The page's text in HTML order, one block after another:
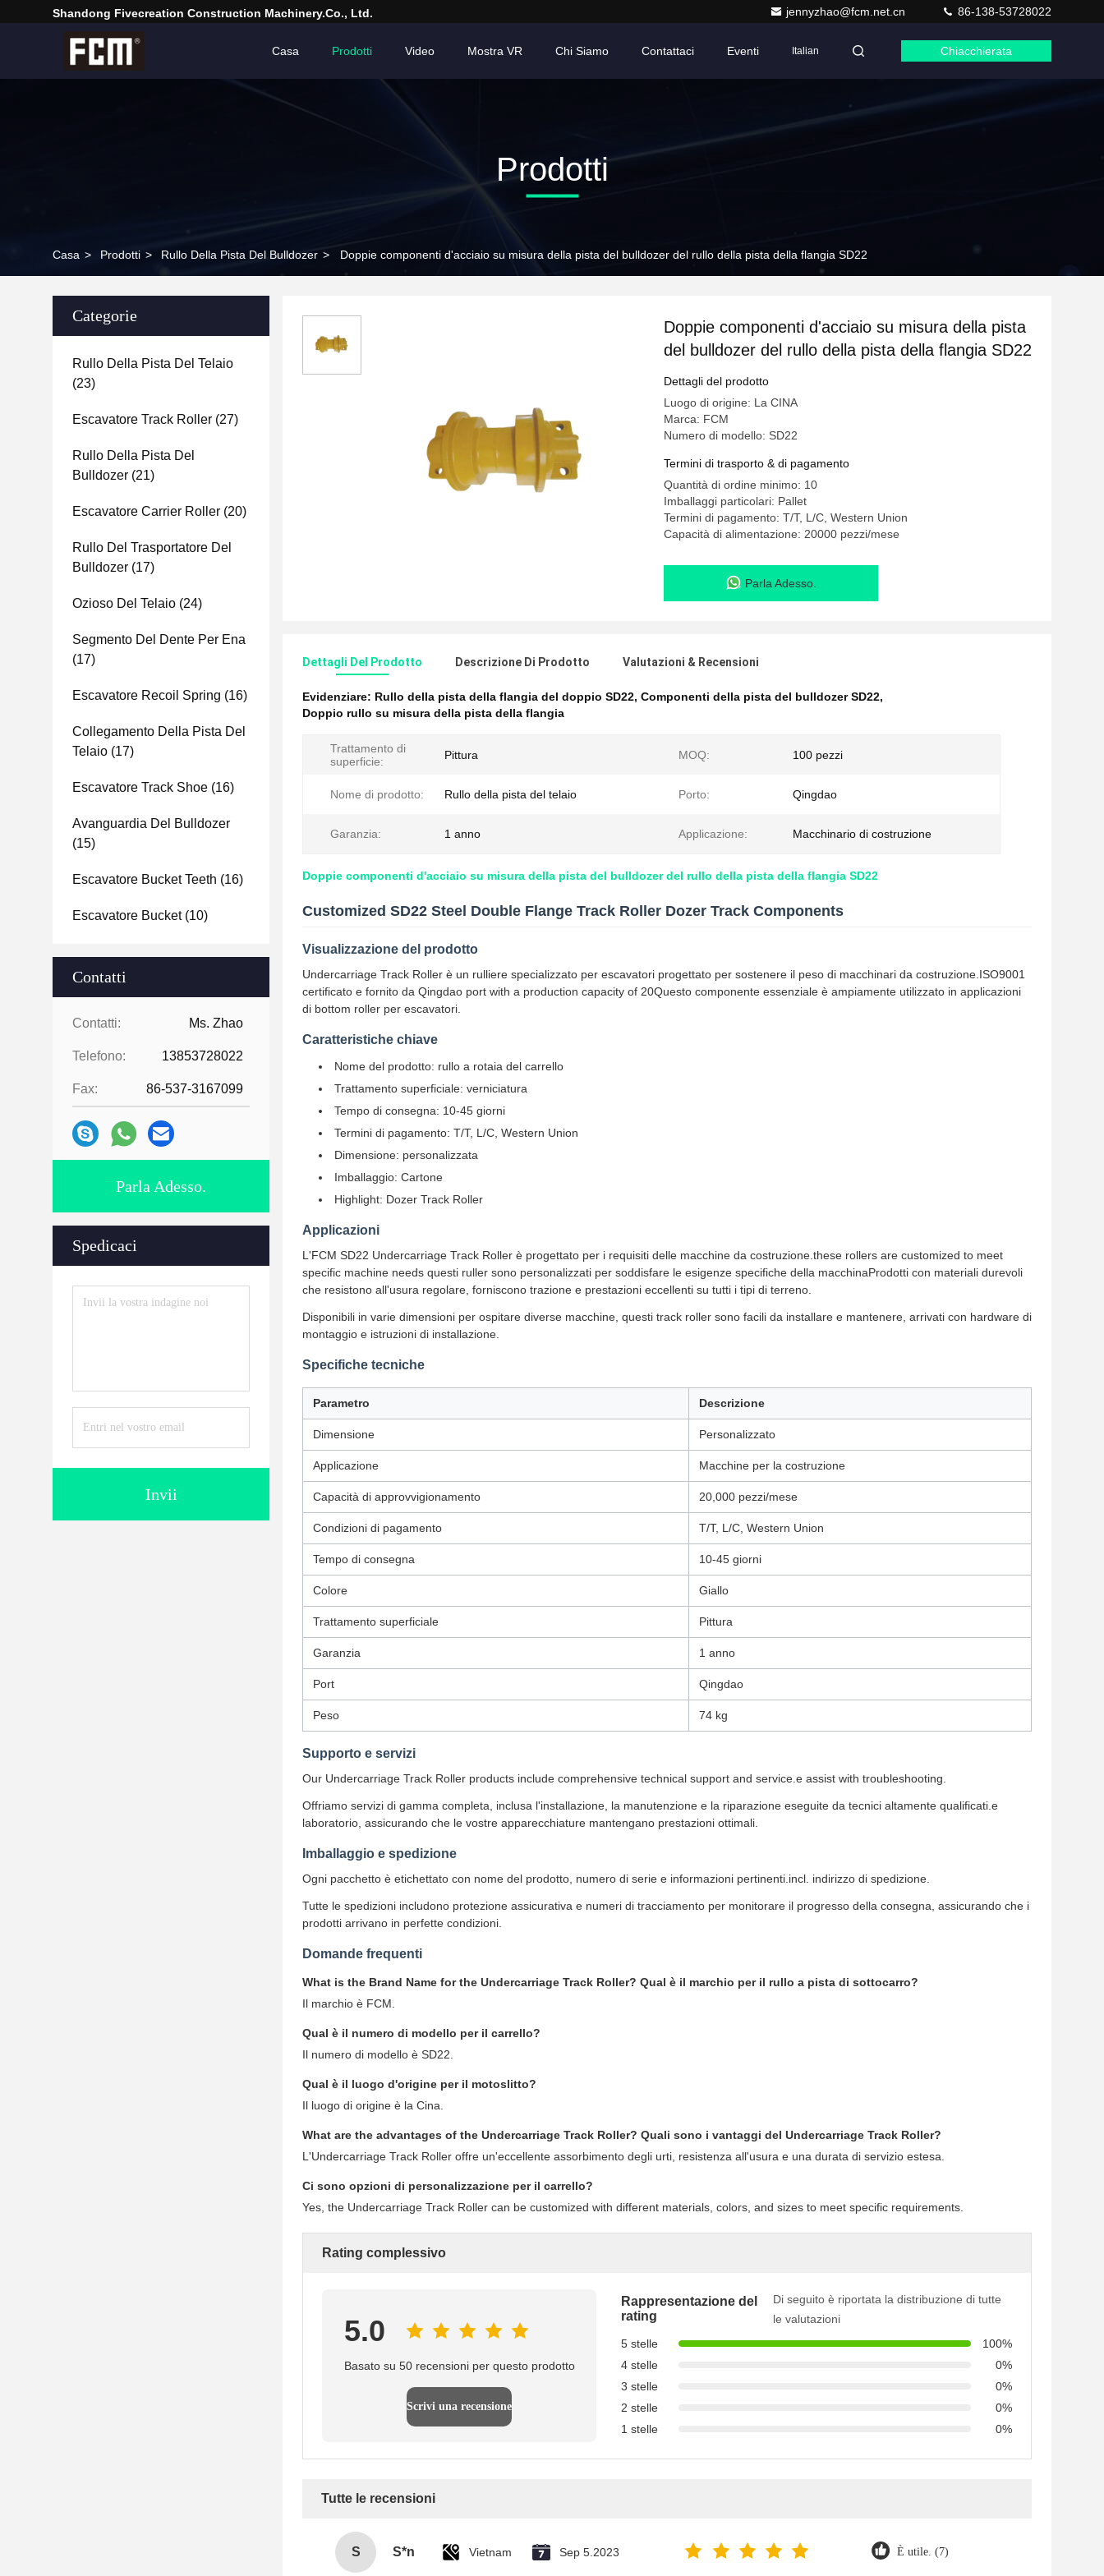
Shandong Fivecreation Construction Machinery.Co., Ltd. jennyzhao@fcm.net.cn 86-138-53728022
Casa Prodotti Video Mostra VR Chi Siamo Contattaci Eventi Italian Chiacchierata
Prodotti
Casa > Prodotti > Rullo Della Pista Del Bulldozer > Doppie componenti d'acciaio su misura della pista del bulldozer del rullo della pista della flangia SD22
Categorie
Rullo Della Pista Del Telaio
(23)
Escavatore Track Roller (27)
Rullo Della Pista Del
Bulldozer (21)
Escavatore Carrier Roller (20)
Rullo Del Trasportatore Del
Bulldozer (17)
Ozioso Del Telaio (24)
Segmento Del Dente Per Ena
(17)
Escavatore Recoil Spring (16)
Collegamento Della Pista Del
Telaio (17)
Escavatore Track Shoe (16)
Avanguardia Del Bulldozer
(15)
Escavatore Bucket Teeth (16)
Escavatore Bucket(10)
Contatti
Contatti: Ms. Zhao
Telefono: 13853728022
Fax: 86-537-3167099
Parla Adesso.
Spedicaci
Invii
Doppie componenti d'acciaio su misura della pista
del bulldozer del rullo della pista della flangia SD22
Dettagli del prodotto
Luogo di origine: La CINA
Marca: FCM
Numero di modello: SD22
Termini di trasporto & di pagamento
Quantità di ordine minimo: 10
Imballaggi particolari: Pallet
Termini di pagamento: T/T, L/C, Western Union
Capacità di alimentazione: 20000 pezzi/mese
Parla Adesso.
Dettagli Del Prodotto Descrizione Di Prodotto Valutazioni & Recensioni
Evidenziare: Rullo della pista della flangia del doppio SD22, Componenti della pista del bulldozer SD22,
Doppio rullo su misura della pista della flangia
Trattamento di
superficie:
Pittura MOQ: 100 pezzi
Nome di prodotto: Rullo della pista del telaio Porto: Qingdao
Garanzia: 1 anno Applicazione: Macchinario di costruzione
Doppie componenti d'acciaio su misura della pista del bulldozer del rullo della pista della flangia SD22
Customized SD22 Steel Double Flange Track Roller Dozer Track Components
Visualizzazione del prodotto
Undercarriage Track Roller è un rulliere specializzato per escavatori progettato per sostenere il peso di macchinari da costruzione.ISO9001
certificato e fornito da Qingdao port with a production capacity of 20Questo componente essenziale è ampiamente utilizzato in applicazioni
di bottom roller per escavatori.
Caratteristiche chiave
Nome del prodotto: rullo a rotaia del carrello
Trattamento superficiale: verniciatura
Tempo di consegna: 10-45 giorni
Termini di pagamento: T/T, L/C, Western Union
Dimensione: personalizzata
Imballaggio: Cartone
Highlight: Dozer Track Roller
Applicazioni
L'FCM SD22 Undercarriage Track Roller è progettato per i requisiti delle macchine da costruzione.these rollers are customized to meet
specific machine needs questi ruller sono personalizzati per soddisfare le esigenze specifiche della macchinaProdotti con materiali durevoli
che resistono all'usura regolare, forniscono trazione e prestazioni eccellenti su tutti i tipi di terreno.
Disponibili in varie dimensioni per ospitare diverse macchine, questi track roller sono facili da installare e mantenere, arrivati con hardware di
montaggio e istruzioni di installazione.
Specifiche tecniche
Parametro Descrizione
Dimensione Personalizzato
Applicazione Macchine per la costruzione
Capacità di approvvigionamento 20,000 pezzi/mese
Condizioni di pagamento T/T, L/C, Western Union
Tempo di consegna 10-45 giorni
Colore Giallo
Trattamento superficiale Pittura
Garanzia 1 anno
Port Qingdao
Peso 74 kg
Supporto e servizi
Our Undercarriage Track Roller products include comprehensive technical support and service.e assist with troubleshooting.
Offriamo servizi di gamma completa, inclusa l'installazione, la manutenzione e la riparazione eseguite da tecnici altamente qualificati.e
laboratorio, assicurando che le vostre apparecchiature mantengano prestazioni ottimali.
Imballaggio e spedizione
Ogni pacchetto è etichettato con nome del prodotto, numero di serie e informazioni pertinenti.incl. indirizzo di spedizione.
Tutte le spedizioni includono protezione assicurativa e numeri di tracciamento per monitorare il progresso della consegna, assicurando che i
prodotti arrivano in perfette condizioni.
Domande frequenti
What is the Brand Name for the Undercarriage Track Roller? Qual è il marchio per il rullo a pista di sottocarro?
Il marchio è FCM.
Qual è il numero di modello per il carrello?
Il numero di modello è SD22.
Qual è il luogo d'origine per il motoslitto?
Il luogo di origine è la Cina.
What are the advantages of the Undercarriage Track Roller? Quali sono i vantaggi del Undercarriage Track Roller?
L'Undercarriage Track Roller offre un'eccellente assorbimento degli urti, resistenza all'usura e una durata di servizio estesa.
Ci sono opzioni di personalizzazione per il carrello?
Yes, the Undercarriage Track Roller can be customized with different materials, colors, and sizes to meet specific requirements.
Rating complessivo
5.0
Basato su 50 recensioni per questo prodotto
Scrivi una recensione
Rappresentazione del
rating
Di seguito è riportata la distribuzione di tutte
le valutazioni
5 stelle
100%
4 stelle
0%
3 stelle
0%
2 stelle
0%
1 stelle
0%
Tutte le recensioni
S S*n Vietnam Sep 5.2023 È utile. (7)